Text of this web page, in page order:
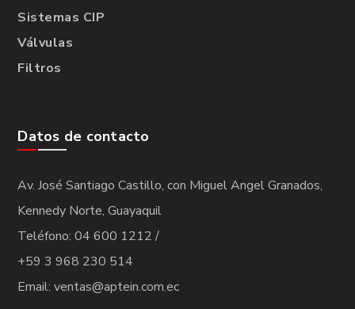
Sistemas CIP
Válvulas
Filtros
Datos de contacto
Av. José Santiago Castillo, con Miguel Angel Granados,
Kennedy Norte, Guayaquil
Teléfono: 04 600 1212 /
+59 3 968 230 514
Email: ventas@aptein.com.ec